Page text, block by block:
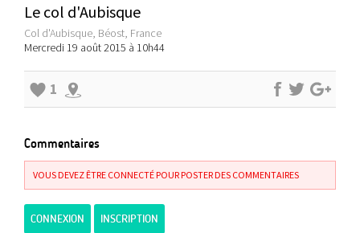
Le col d'Aubisque
Col d'Aubisque, Béost, France
Mercredi 19 août 2015 à 10h44
1
Commentaires
VOUS DEVEZ ÊTRE CONNECTÉ POUR POSTER DES COMMENTAIRES
CONNEXION INSCRIPTION